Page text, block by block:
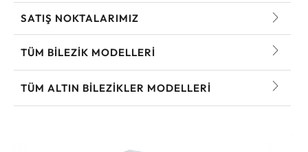
SATIŞ NOKTALARIMIZ
TÜM BILEZIK MODELLERI
TÜM ALTIN BILEZIKLER MODELLERI